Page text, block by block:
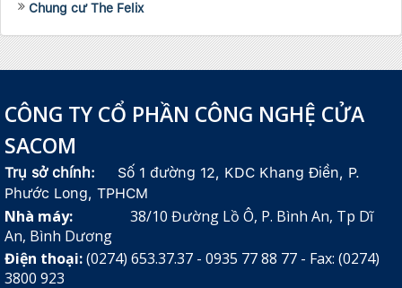
Chung cư The Felix
CÔNG TY CỔ PHẦN CÔNG NGHỆ CỬA
SACOM
Trụ sở chính:
Số 1 đường 12, KDC Khang Điền, P.
Phước Long, TPHCM
Nhà máy: 38/10 Đường Lồ Ô, P. Bình An, Tp Dĩ
An, Bình Dương
Điện thoại:(0274) 653.37.37 - 0935 77 88 77 - Fax: (0274)
3800 923